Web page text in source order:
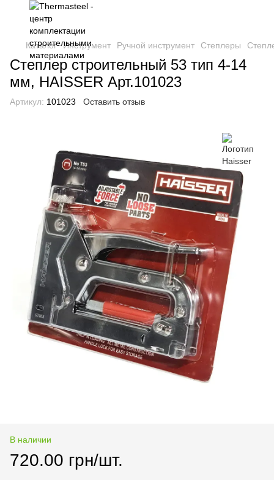
Каталог Инструмент Ручной инструмент Степлеры
Степлер строительный 53 тип 4-14
мм, HAISSER Арт.101023
Артикул: 101023 Оставить отзыв
В наличии
720.00 грн/шт.